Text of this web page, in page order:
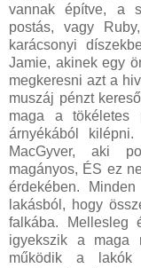
vannak építve, a
postás, vagy
karácsonyi
Jamie, akinek egy
megkeresni azt a
muszáj pénzt
maga a tökéletes
árnyékából
MacGyver, aki
magányos, ÉS ez
érdekében.
lakásból, hogy
falkába. Mellesleg
igyekszik a maga
működik a lakók